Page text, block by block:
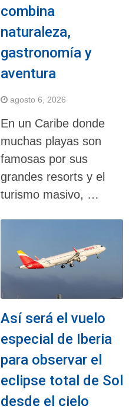
combina
naturaleza,
gastronomía y
aventura
agosto 6, 2026
En un Caribe donde
muchas playas son
famosas por sus
grandes resorts y el
turismo masivo, …
Así será el vuelo
especial de Iberia
para observar el
eclipse total de Sol
desde el cielo